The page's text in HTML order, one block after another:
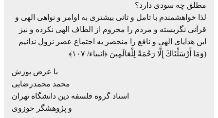
مطلق چه سودی دارد؟
لذا خواهشمندم با تامل و تانی بیشتری به اوامر و نواهی الهی و
قرآنی نگریسته و مردم را محروم از الطاف الهی نکرده و نیز
این هدایای الهی و نافع را منحصر به اجتماع عصر نزول ندانیم
(وَمَا أَرْسَلْنَاكَ إِلَّا رَحْمَةً لِلْعَالَمِينَ ﴿انبیاء/ ۱۰۷﴾
با عرض پوزش
محمد محمدرضایی
استاد گروه فلسفه دین دانشگاه تهران
و پژوهشگر حوزوی